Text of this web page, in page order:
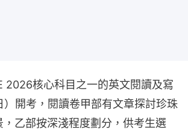
2026核心科目之一的英文閱讀及寫
）開考，閱讀卷甲部有文章探討珍珠
乙部按深淺程度劃分，供考生選